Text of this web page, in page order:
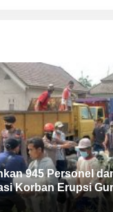
945 Personel
Korban Erupsi